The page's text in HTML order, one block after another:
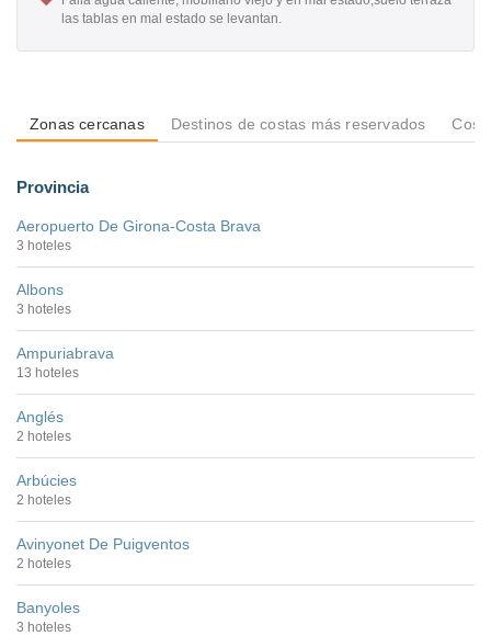
las tablas en mal estado se levantan.
Zonas cercanas Destinos de costas más reservados
Provincia
Aeropuerto De Girona-Costa Brava
3 hoteles
Albons
3 hoteles
Ampuriabrava
13 hoteles
Anglés
2 hoteles
Arbúcies
2 hoteles
Avinyonet De Puigventos
2 hoteles
Banyoles
3 hoteles